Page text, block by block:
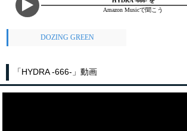
Amazon Musicで聞こう
DOZING GREEN
「HYDRA -666-」動画